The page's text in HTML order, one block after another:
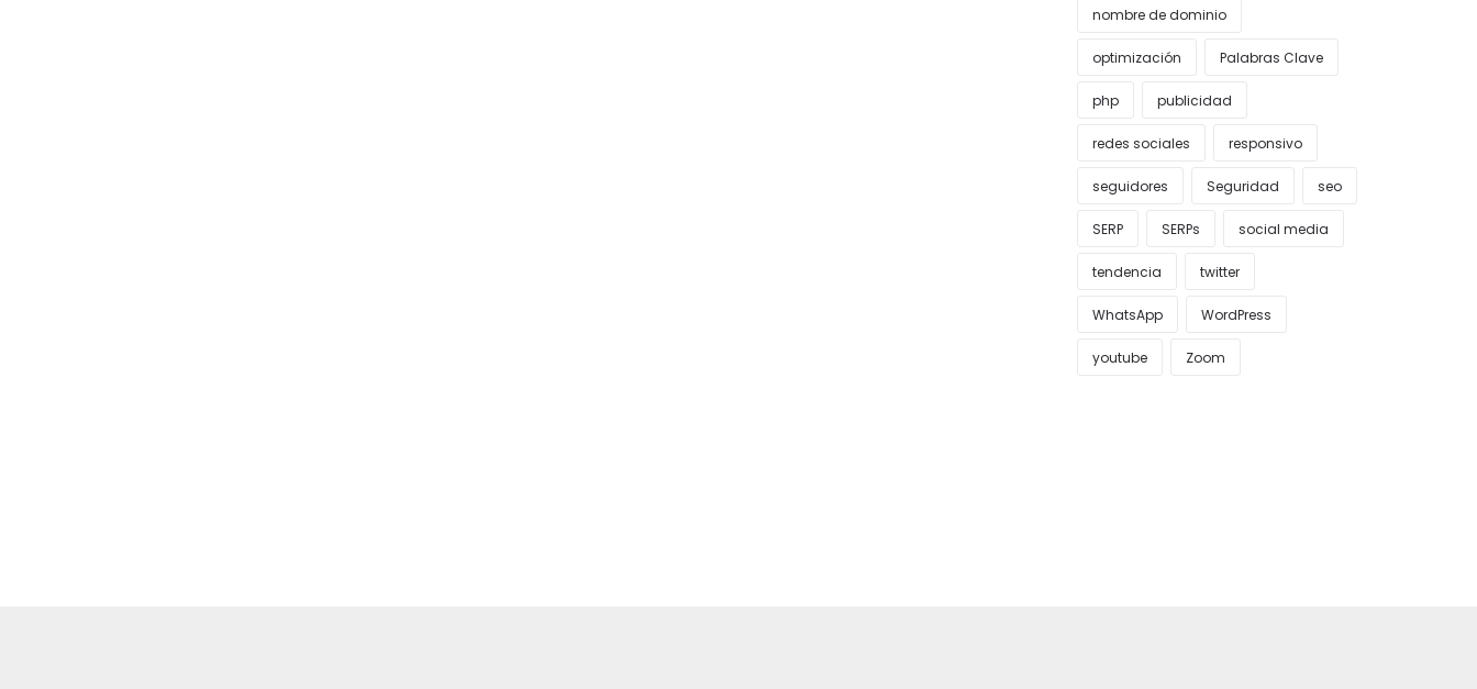
nombre de dominio
optimización Palabras Clave
php publicidad
redes sociales responsivo
seguidores Seguridad seo
SERP SERPs social media
tendencia twitter
WhatsApp WordPress
youtube Zoom